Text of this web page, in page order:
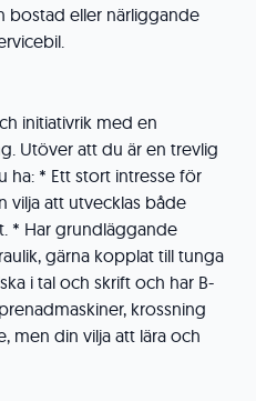
bostad eller närliggande
initiativrik med en
Utöver att du är en trevlig
ha: * Ett stort intresse för
vilja att utvecklas både
* Har grundläggande
gärna kopplat till tunga
i tal och skrift och har B-
krossning
men din vilja att lära och